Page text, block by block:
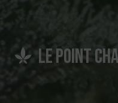
Le point